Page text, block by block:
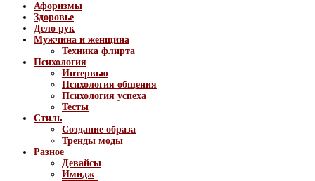
Афоризмы
Здоровье
Дело рук
Мужчина и женщина
Техника флирта
Психология
Интервью
Психология общения
Психология успеха
Тесты
Стиль
Создание образа
Тренды моды
Разное
Девайсы
Имидж